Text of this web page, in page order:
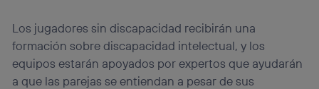
Los jugadores sin discapacidad recibirán una
formación sobre discapacidad intelectual, y los
equipos estarán apoyados por expertos que ayudarán
a que las parejas se entiendan a pesar de sus